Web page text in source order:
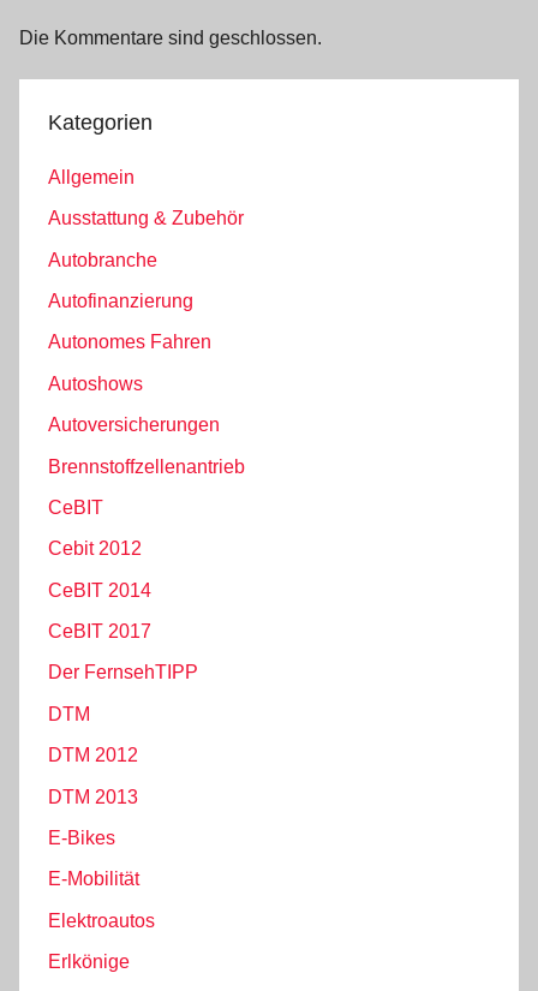
Die Kommentare sind geschlossen.
Kategorien
Allgemein
Ausstattung & Zubehör
Autobranche
Autofinanzierung
Autonomes Fahren
Autoshows
Autoversicherungen
Brennstoffzellenantrieb
CeBIT
Cebit 2012
CeBIT 2014
CeBIT 2017
Der FernsehTIPP
DTM
DTM 2012
DTM 2013
E-Bikes
E-Mobilität
Elektroautos
Erlkönige